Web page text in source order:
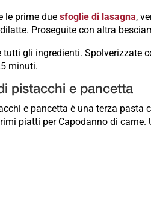
le prime duesfoglie di lasagna,
Proseguite con altra
tutti gli ingredienti. Spolverizzate
minuti.
pistacchi e pancetta
e pancetta è una terza pasta
piatti per Capodanno di